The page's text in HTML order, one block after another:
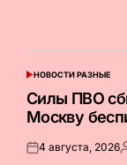
ОПУБЛИКОВАНО
НОВОСТИ РАЗНЫЕ
Силы ПВО
Москву
Опубликовано
4 августа, 2026